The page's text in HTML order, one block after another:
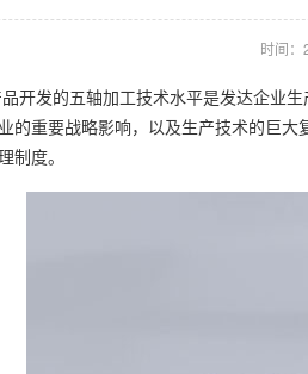
时间
开发的五轴加工技术水平是发达企业
的重要战略影响，以及生产技术的巨
制度。